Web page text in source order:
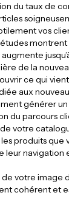
du taux de
vos
montrent
de la
ce qui
aux
générer
du parcours
votre
les produits que
leur navigation
de votre image
cohérent et